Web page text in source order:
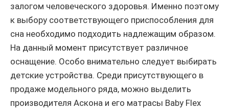
залогом человеческого здоровья. Именно поэтому
к выбору соответствующего приспособления для
сна необходимо подходить надлежащим образом.
На данный момент присутствует различное
оснащение. Особо внимательно следует выбирать
детские устройства. Среди присутствующего в
продаже модельного ряда, можно выделить
производителя Аскона и его матрасы Baby Flex